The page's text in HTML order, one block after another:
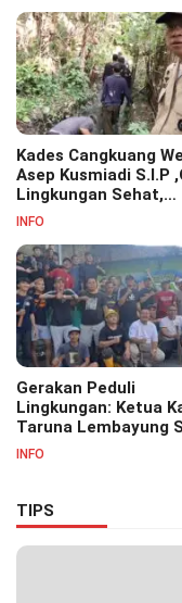
Kades Cangkuang
Asep Kusmiadi S.I.P
Lingkungan Sehat,
Bersihkan Saluran Air
INFO
Gerakan Peduli
Lingkungan: Ketua
Taruna Lembayung
Irvan Permana Ajak
INFO
TIPS